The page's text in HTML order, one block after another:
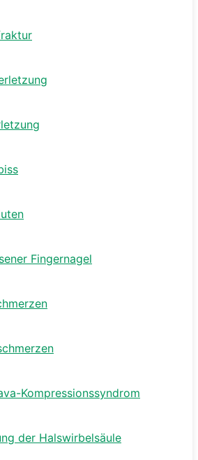
Fingernagel
Kompressionssyndrom
der Halswirbelsäule